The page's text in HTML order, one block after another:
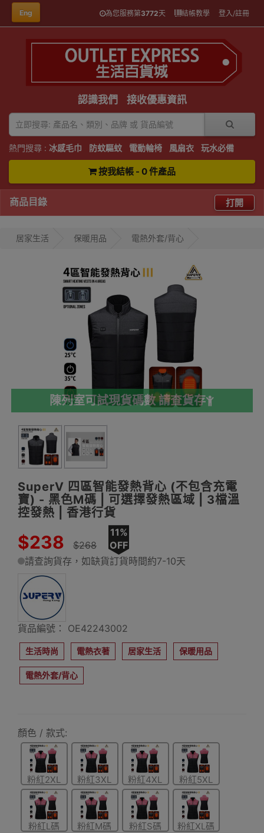
Eng 為您服務第3772天 結帳教學 登入/註冊
認識我們 接收優惠資訊
熱門搜尋 : 冰感毛巾 防蚊驅蚊 電動輪椅 風扇衣 玩水必備
按我結帳 - 0 件產品
商品目錄 打開
居家生活 保暖用品 電熱外套/背心
陳列室可試現貨碼數 請查貨存
SuperV 四區智能發熱背心 (不包含充電
寶) - 黑色M碼 | 可選擇發熱區域 | 3檔溫
控發熱 | 香港行貨
$238 $268
11%
OFF
請查詢貨存，如缺貨訂貨時間約7-10天
貨品編號： OE42243002
生活時尚 電熱衣著 居家生活 保暖用品
電熱外套/背心
顏色 / 款式:
粉紅2XL
碼
粉紅3XL
碼
粉紅4XL
碼
粉紅5XL
碼
粉紅L碼 粉紅M碼 粉紅S碼 粉紅XL碼